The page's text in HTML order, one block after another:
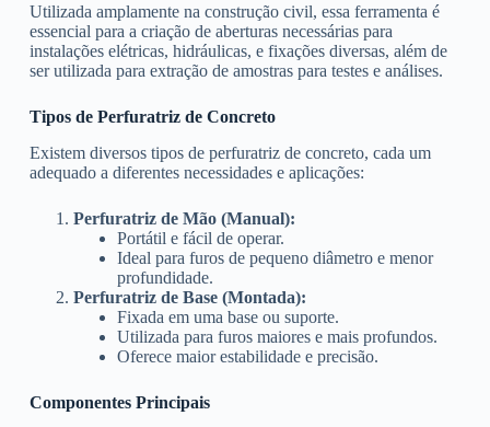
Utilizada amplamente na construção civil, essa ferramenta é
essencial para a criação de aberturas necessárias para
instalações elétricas, hidráulicas, e fixações diversas, além de
ser utilizada para extração de amostras para testes e análises.
Tipos de Perfuratriz de Concreto
Existem diversos tipos de perfuratriz de concreto, cada um
adequado a diferentes necessidades e aplicações:
Perfuratriz de Mão (Manual):
Portátil e fácil de operar.
Ideal para furos de pequeno diâmetro e menor
profundidade.
Perfuratriz de Base (Montada):
Fixada em uma base ou suporte.
Utilizada para furos maiores e mais profundos.
Oferece maior estabilidade e precisão.
Componentes Principais